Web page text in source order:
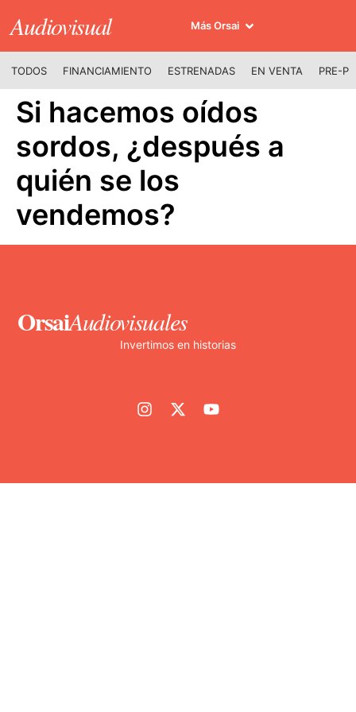
Audiovisual Más Orsai
TODOS FINANCIAMIENTO ESTRENADAS EN VENTA PRE-
Si hacemos oídos
sordos, ¿después a
quién se los
vendemos?
OrsaiAudiovisuales
Invertimos en historias